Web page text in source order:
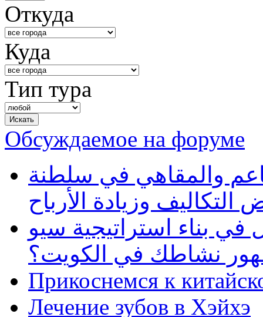
Откуда
Куда
Тип тура
Обсуждаемое на форуме
والمقاهي في سلطنة
وزيادة الأرباح
بناء استراتيجية سيو
نشاطك في الكويت؟
Прикоснемся к
Лечение зубов в Хэйхэ